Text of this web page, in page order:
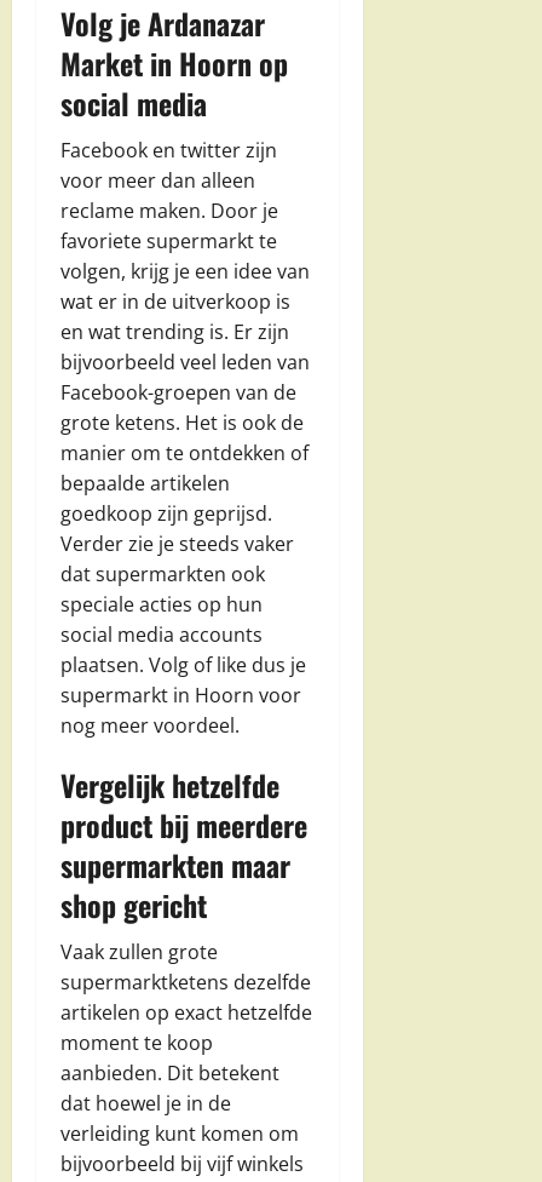
Volg je Ardanazar
Market in Hoorn op
social media
Facebook en twitter zijn
voor meer dan alleen
reclame maken. Door je
favoriete supermarkt te
volgen, krijg je een idee van
wat er in de uitverkoop is
en wat trending is. Er zijn
bijvoorbeeld veel leden van
Facebook-groepen van de
grote ketens. Het is ook de
manier om te ontdekken of
bepaalde artikelen
goedkoop zijn geprijsd.
Verder zie je steeds vaker
dat supermarkten ook
speciale acties op hun
social media accounts
plaatsen. Volg of like dus je
supermarkt in Hoorn voor
nog meer voordeel.
Vergelijk hetzelfde
product bij meerdere
supermarkten maar
shop gericht
Vaak zullen grote
supermarktketens dezelfde
artikelen op exact hetzelfde
moment te koop
aanbieden. Dit betekent
dat hoewel je in de
verleiding kunt komen om
bijvoorbeeld bij vijf winkels